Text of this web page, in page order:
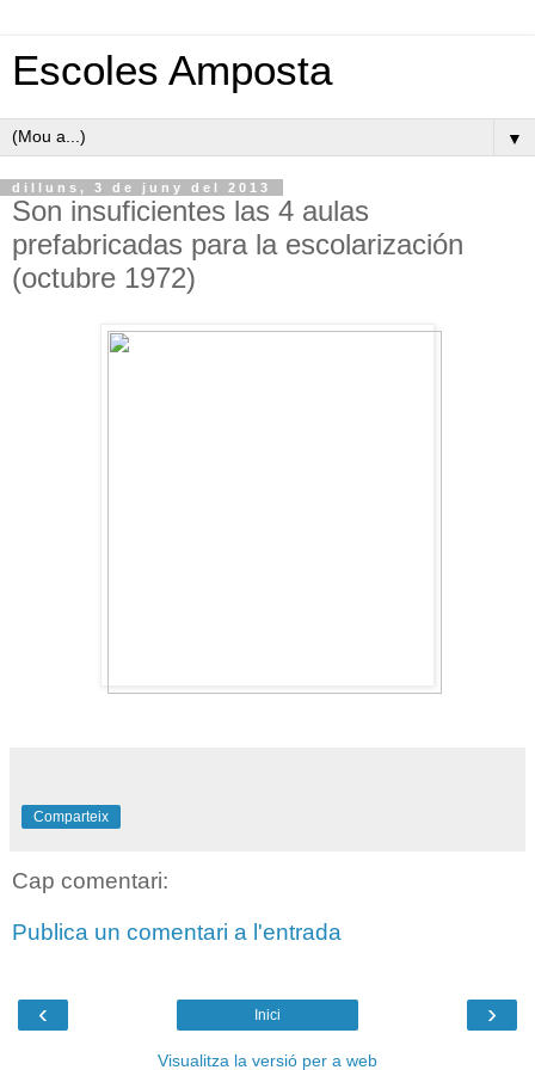
Escoles Amposta
▼
dilluns, 3 de juny del 2013
Son insuficientes las 4 aulas
prefabricadas para la escolarización
(octubre 1972)
Comparteix
Cap comentari:
Publica un comentari a l'entrada
‹ ›
Inici
Visualitza la versió per a web